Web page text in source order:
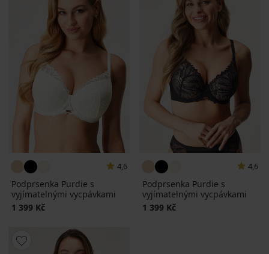
4,6
Podprsenka Purdie s
vyjímatelnými vycpávkami
1 399 Kč
4,6
Podprsenka Purdie s
vyjímatelnými vycpávkami
1 399 Kč